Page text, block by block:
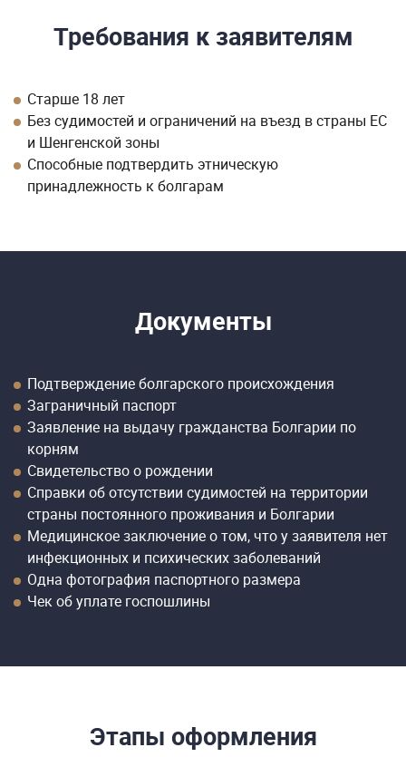
Требования к заявителям
Старше 18 лет
Без судимостей и ограничений на въезд в страны ЕС
и Шенгенской зоны
Способные подтвердить этническую
принадлежность к болгарам
Документы
Подтверждение болгарского происхождения
Заграничный паспорт
Заявление на выдачу гражданства Болгарии по
корням
Свидетельство о рождении
Справки об отсутствии судимостей на территории
страны постоянного проживания и Болгарии
Медицинское заключение о том, что у заявителя нет
инфекционных и психических заболеваний
Одна фотография паспортного размера
Чек об уплате госпошлины
Этапы оформления